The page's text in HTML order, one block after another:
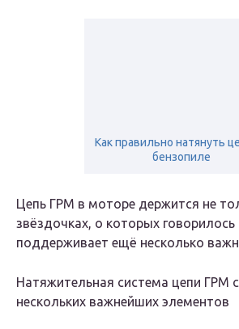
Как правильно натянуть
бензопиле
Цепь ГРМ в моторе держится не
звёздочках, о которых
поддерживает ещё несколько
Натяжительная система цепи ГРМ
нескольких важнейших элементов